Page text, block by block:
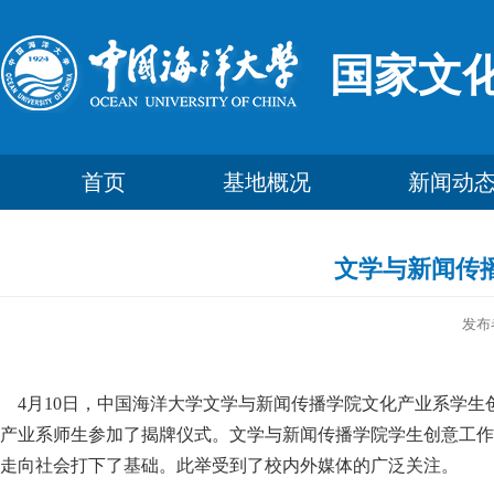
国家文
首页 基地概况 新闻动
文学与新闻传
发布
4月10日，中国海洋大学文学与新闻传播学院文化产业系学
产业系师生参加了揭牌仪式。文学与新闻传播学院学生创意工
走向社会打下了基础。此举受到了校内外媒体的广泛关注。